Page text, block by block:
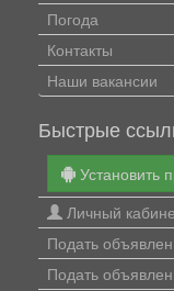
Погода
Контакты
Наши вакансии
Быстрые
Установить
Личный
Подать
Подать